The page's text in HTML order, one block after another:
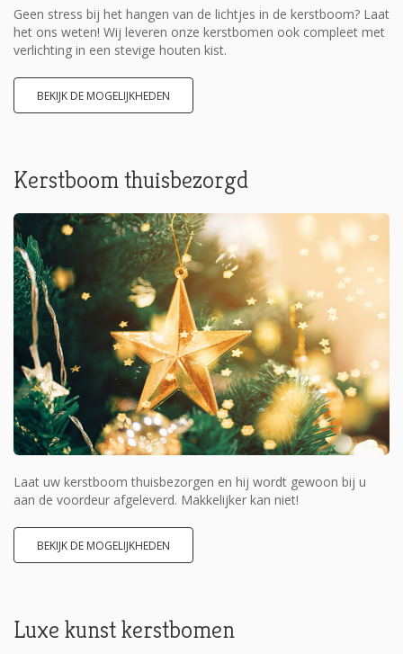
Geen stress bij het hangen van de lichtjes in de kerstboom? Laat
het ons weten! Wij leveren onze kerstbomen ook compleet met
verlichting in een stevige houten kist.
BEKIJK DE MOGELIJKHEDEN
Kerstboom thuisbezorgd
Laat uw kerstboom thuisbezorgen en hij wordt gewoon bij u
aan de voordeur afgeleverd. Makkelijker kan niet!
BEKIJK DE MOGELIJKHEDEN
Luxe kunst kerstbomen